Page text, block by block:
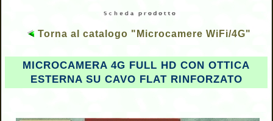
Torna al catalogo "Microcamere WiFi/4G"
MICROCAMERA 4G FULL HD CON OTTICA
ESTERNA SU CAVO FLAT RINFORZATO